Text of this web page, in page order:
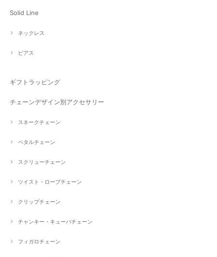
Solid Line
ネックレス
ピアス
ギフトラッピング
チェーンデザイン別アクセサリー
スネークチェーン
ペタルチェーン
スクリューチェーン
ツイスト・ロープチェーン
クリップチェーン
チャンキー・キューバチェーン
フィガロチェーン